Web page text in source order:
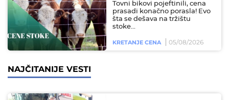
Tovni bikovi pojeftinili, cena
prasadi konačno porasla! Evo
šta se dešava na tržištu
stoke...
KRETANJE CENA 05/08/2026
NAJČITANIJE VESTI